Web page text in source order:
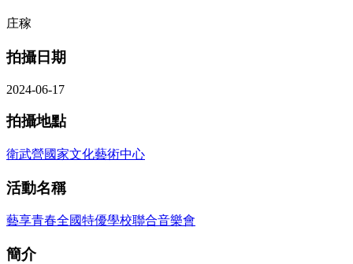
庄稼
拍攝日期
2024-06-17
拍攝地點
衛武營國家文化藝術中心
活動名稱
藝享青春全國特優學校聯合音樂會
簡介